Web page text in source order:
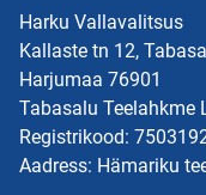
Harku Vallavalitsus
Kallaste tn 12,
Harjumaa 76901
Tabasalu Teelahkme
Registrikood:
Aadress: Hämariku